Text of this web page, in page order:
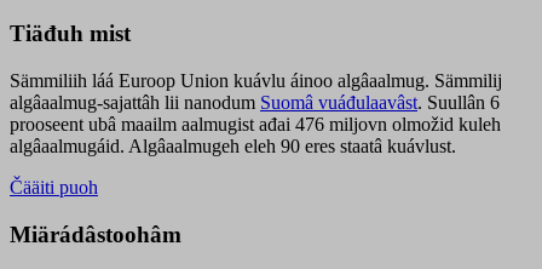
Tiäđuh mist
Sämmiliih láá Euroop Union kuávlu áinoo algâaalmug. Sämmilij
algâaalmug-sajattâh lii nanodum Suomâ vuáđulaavâst. Suullân 6
prooseent ubâ maailm aalmugist ađai 476 miljovn olmožid kuleh
algâaalmugáid. Algâaalmugeh eleh 90 eres staatâ kuávlust.
Čääiti puoh
Miärádâstoohâm